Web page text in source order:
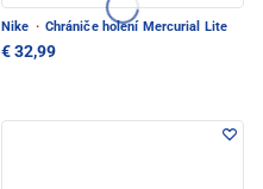
Nike · Chrániče holení Mercurial Lite
€ 32,99